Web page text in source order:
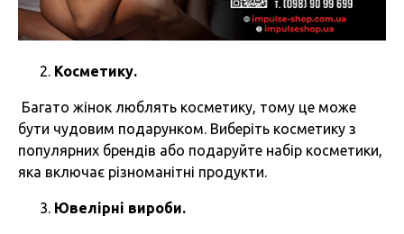
Косметику.
Багато жінок люблять косметику, тому це може
бути чудовим подарунком. Виберіть косметику з
популярних брендів або подаруйте набір косметики,
яка включає різноманітні продукти.
Ювелірні вироби.